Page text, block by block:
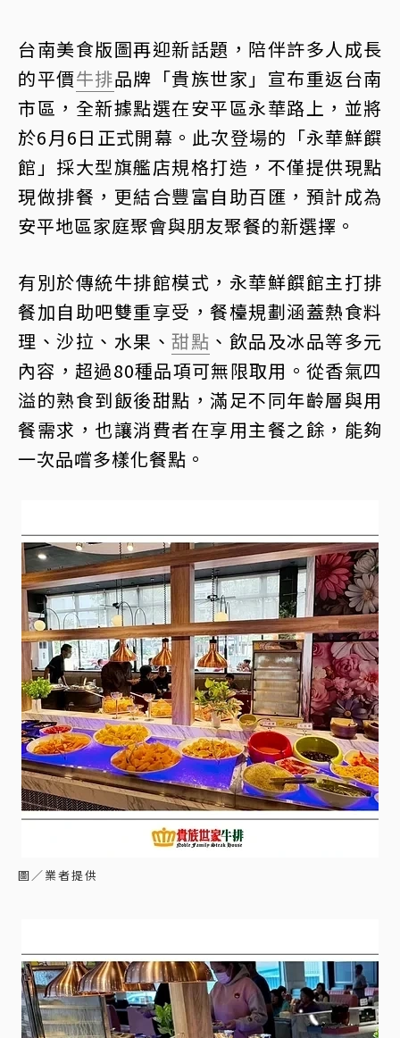
台南美食版圖再迎新話題，陪伴許多人成長
的平價牛排品牌「貴族世家」宣布重返台南
市區，全新據點選在安平區永華路上，並將
於6月6日正式開幕。此次登場的「永華鮮饌
館」採大型旗艦店規格打造，不僅提供現點
現做排餐，更結合豐富自助百匯，預計成為
安平地區家庭聚會與朋友聚餐的新選擇。
有別於傳統牛排館模式，永華鮮饌館主打排
餐加自助吧雙重享受，餐檯規劃涵蓋熱食料
理、沙拉、水果、 甜點 、飲品及冰品等多元
內容，超過80種品項可無限取用。從香氣四
溢的熟食到飯後甜點，滿足不同年齡層與用
餐需求，也讓消費者在享用主餐之餘，能夠
一次品嚐多樣化餐點。
圖／業者提供